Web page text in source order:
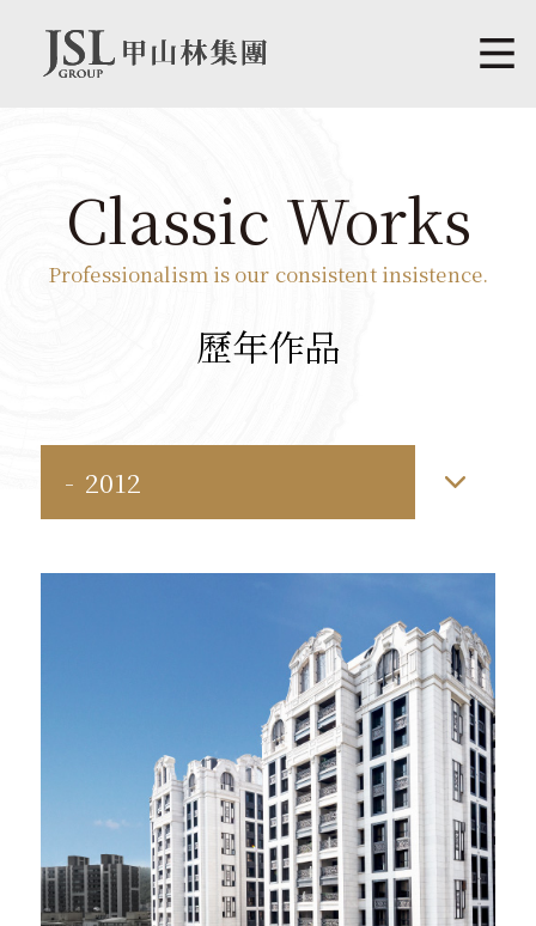
Professionalism is our consistent insistence.
Classic Works
歷年作品
2012